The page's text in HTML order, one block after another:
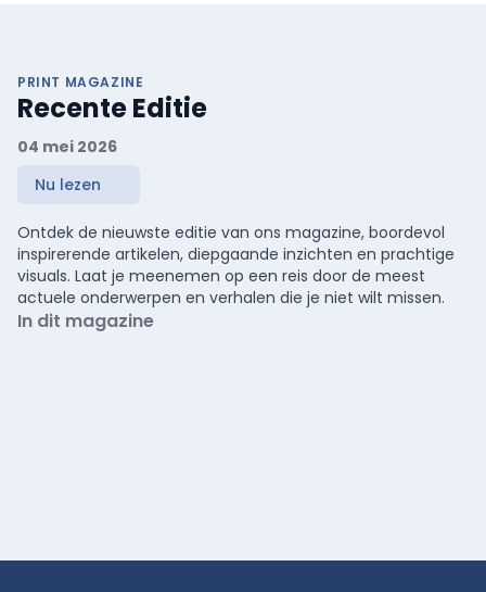
PRINT MAGAZINE
Recente Editie
04 mei 2026
Nu lezen
Ontdek de nieuwste editie van ons magazine, boordevol
inspirerende artikelen, diepgaande inzichten en prachtige
visuals. Laat je meenemen op een reis door de meest
actuele onderwerpen en verhalen die je niet wilt missen.
In dit magazine